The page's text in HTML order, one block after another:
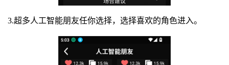
3.超多人工智能朋友任你选择，选择喜欢的角色进入。